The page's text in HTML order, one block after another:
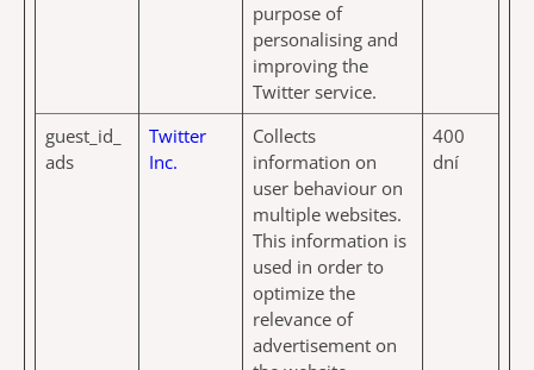
purpose of
personalising and
improving the
Twitter service.
guest_id_
ads
Twitter
Inc.
Collects
information on
user behaviour on
multiple websites.
This information is
used in order to
optimize the
relevance of
advertisement on
400
dní